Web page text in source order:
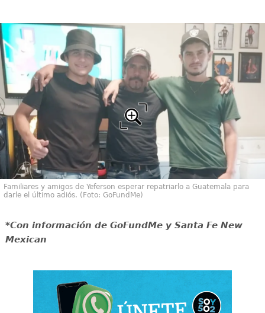
Familiares y amigos de Yeferson esperar repatriarlo a Guatemala para
darle el último adiós. (Foto: GoFundMe)
*Con información de GoFundMe y Santa Fe New
Mexican